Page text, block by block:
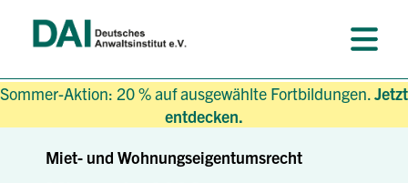
Sommer-Aktion: 20 % auf ausgewählte Fortbildungen.Jetzt
entdecken.
Miet- und Wohnungseigentumsrecht